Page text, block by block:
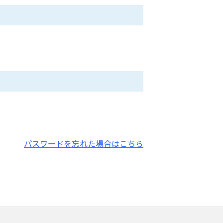
パスワードを忘れた場合はこちら